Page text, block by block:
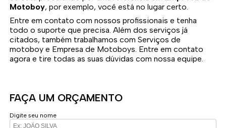
Motoboy, por exemplo, você está no lugar certo.
Entre em contato com nossos profissionais e tenha
todo o suporte que precisa. Além dos serviços já
citados, também trabalhamos com Serviços de
motoboy e Empresa de Motoboys. Entre em contato
agora e tire todas as suas dúvidas com nossa equipe.
FAÇA UM ORÇAMENTO
Digite seu nome